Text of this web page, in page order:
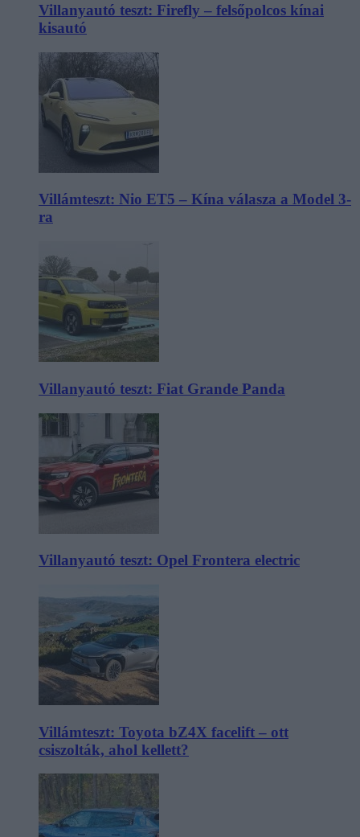
Villanyautó teszt: Firefly – felsőpolcos kínai
kisautó
Villámteszt: Nio ET5 – Kína válasza a Model 3-
ra
Villanyautó teszt: Fiat Grande Panda
Villanyautó teszt: Opel Frontera electric
Villámteszt: Toyota bZ4X facelift – ott
csiszolták, ahol kellett?